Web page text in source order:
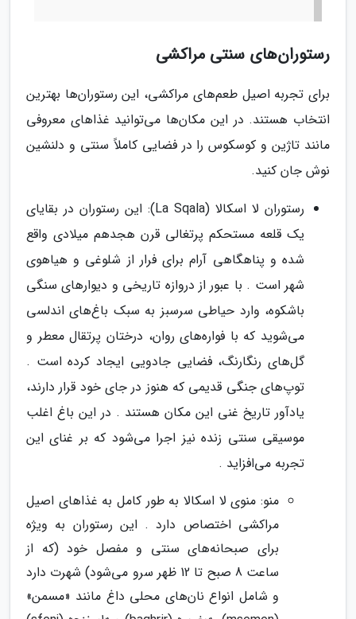
رستوران‌های سنتی مراکشی
برای تجربه اصیل طعم‌های مراکشی، این رستوران‌ها بهترین
انتخاب هستند. در این مکان‌ها می‌توانید غذاهای معروفی
مانند تاژین و کوسکوس را در فضایی کاملاً سنتی و دلنشین
نوش جان کنید.
رستوران لا اسکالا (La Sqala): این رستوران در بقایای
یک قلعه مستحکم پرتغالی قرن هجدهم میلادی واقع
شده و پناهگاهی آرام برای فرار از شلوغی و هیاهوی
شهر است . با عبور از دروازه تاریخی و دیوارهای سنگی
باشکوه، وارد حیاطی سرسبز به سبک باغ‌های اندلسی
می‌شوید که با فواره‌های روان، درختان پرتقال معطر و
گل‌های رنگارنگ، فضایی جادویی ایجاد کرده است .
توپ‌های جنگی قدیمی که هنوز در جای خود قرار دارند،
یادآور تاریخ غنی این مکان هستند . در این باغ اغلب
موسیقی سنتی زنده نیز اجرا می‌شود که بر غنای این
تجربه می‌افزاید .
منو: منوی لا اسکالا به طور کامل به غذاهای اصیل
مراکشی اختصاص دارد . این رستوران به ویژه
برای صبحانه‌های سنتی و مفصل خود (که از
ساعت 8 صبح تا 12 ظهر سرو می‌شود) شهرت دارد
و شامل انواع نان‌های محلی داغ مانند «مسمن»